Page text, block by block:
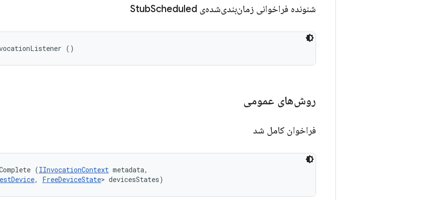
شنونده فراخوانی زمان‌بندی‌شده‌ی Stub Scheduled
()
روش‌های عمومی
فراخوان کامل شد
(IInvocationContext metadata,
, FreeDeviceState> devicesStates)